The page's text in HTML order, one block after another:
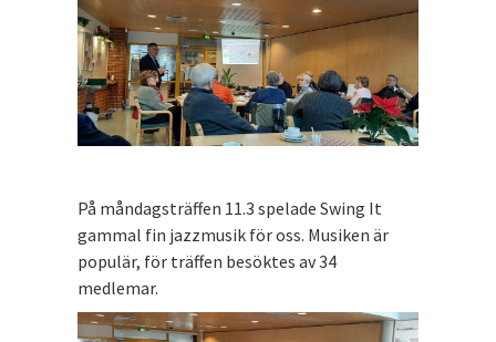
På måndagsträffen 11.3 spelade Swing It
gammal fin jazzmusik för oss. Musiken är
populär, för träffen besöktes av 34
medlemar.